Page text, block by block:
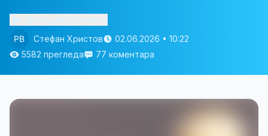
Стефан Христов
02.06.2026 • 10:22
5582 прегледа
77 коментара